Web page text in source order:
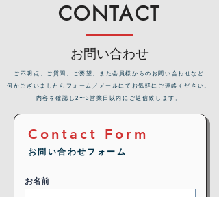
CONTACT
お問い合わせ
​ご不明点、ご質問、ご要望、また会員様からのお問い合わせなど
何かございましたらフォーム／メールにてお気軽にご連絡ください。
内容を確認し2〜3営業日以内にご返信致します。
Contact Form
お問い合わせフォーム
お名前